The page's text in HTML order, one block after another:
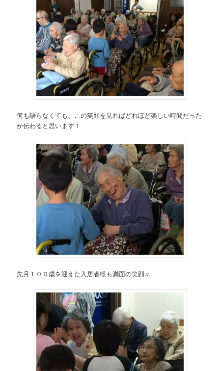
何も語らなくても、この笑顔を見ればどれほど楽しい時間だった
か伝わると思います！
先月１００歳を迎えた入居者様も満面の笑顔♬